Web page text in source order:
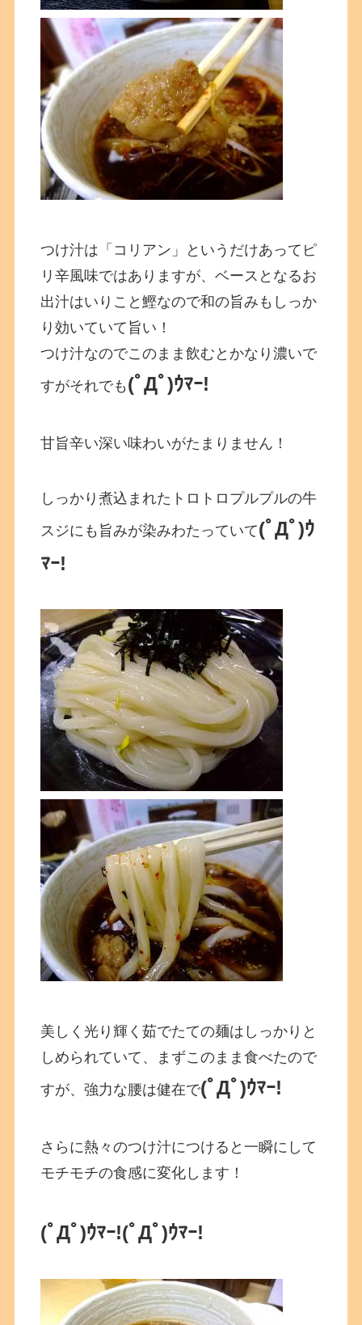
つけ汁は「コリアン」というだけあってピ
リ辛風味ではありますが、ベースとなるお
出汁はいりこと鰹なので和の旨みもしっか
り効いていて旨い！
つけ汁なのでこのまま飲むとかなり濃いで
すがそれでも (ﾟДﾟ)ｳﾏｰ!
甘旨辛い深い味わいがたまりません！
しっかり煮込まれたトロトロプルプルの牛
スジにも旨みが染みわたっていて(ﾟДﾟ)ｳ
ﾏｰ!
美しく光り輝く茹でたての麺はしっかりと
しめられていて、まずこのまま食べたので
すが、強力な腰は健在で(ﾟДﾟ)ｳﾏｰ!
さらに熱々のつけ汁につけると一瞬にして
モチモチの食感に変化します！
(ﾟДﾟ)ｳﾏｰ!(ﾟДﾟ)ｳﾏｰ!